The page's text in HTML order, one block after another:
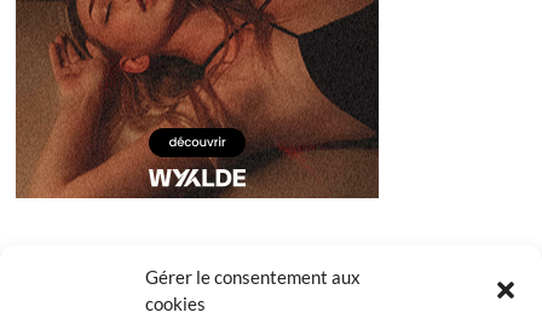
Gérer le consentement aux
cookies